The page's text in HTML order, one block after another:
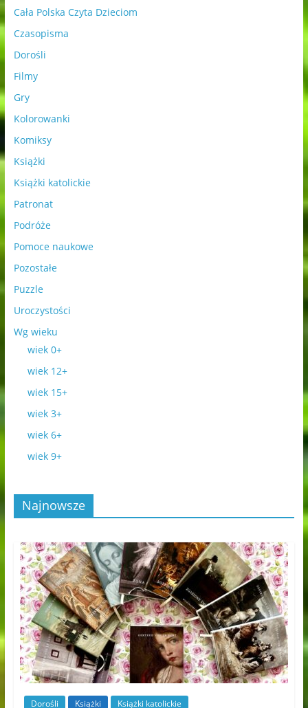
Cała Polska Czyta Dzieciom
Czasopisma
Dorośli
Filmy
Gry
Kolorowanki
Komiksy
Książki
Książki katolickie
Patronat
Podróże
Pomoce naukowe
Pozostałe
Puzzle
Uroczystości
Wg wieku
wiek 0+
wiek 12+
wiek 15+
wiek 3+
wiek 6+
wiek 9+
Najnowsze
Dorośli Książki Książki katolickie